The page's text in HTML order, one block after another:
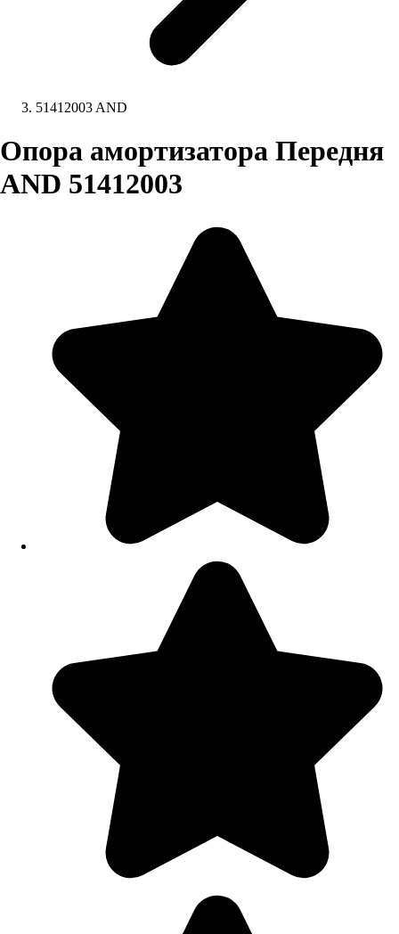
51412003 AND
Опора амортизатора Передня
AND 51412003